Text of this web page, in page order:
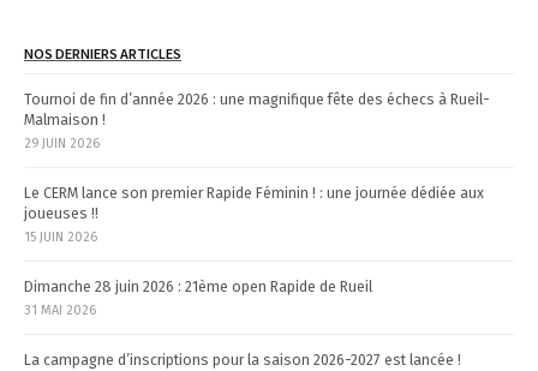
t
i
o
n
NOS DERNIERS ARTICLES
Tournoi de fin d’année 2026 : une magnifique fête des échecs à Rueil-
Malmaison !
29 JUIN 2026
Le CERM lance son premier Rapide Féminin ! : une journée dédiée aux
joueuses !!
15 JUIN 2026
Dimanche 28 juin 2026 : 21ème open Rapide de Rueil
31 MAI 2026
La campagne d’inscriptions pour la saison 2026-2027 est lancée !